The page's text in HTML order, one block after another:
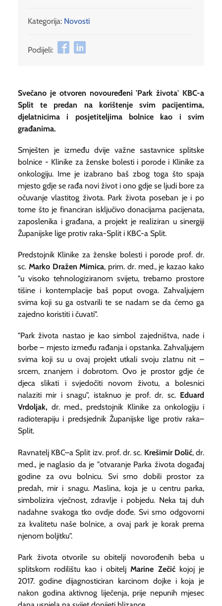
Kategorija: Novosti
Podijeli:
Svečano je otvoren novouređeni 'Park života' KBC-a
Split te predan na korištenje svim pacijentima,
djelatnicima i posjetiteljima bolnice kao i svim
građanima.
Smješten je između dvije važne sastavnice splitske
bolnice - Klinike za ženske bolesti i porode i Klinike za
onkologiju. Ime je izabrano baš zbog toga što spaja
mjesto gdje se rađa novi život i ono gdje se ljudi bore za
očuvanje vlastitog života. Park života poseban je i po
tome što je financiran isključivo donacijama pacijenata,
zaposlenika i građana, a projekt je realiziran u sinergiji
Županijske lige protiv raka-Split i KBC-a Split.
Predstojnik Klinike za ženske bolesti i porode prof. dr.
sc. Marko Dražen Mimica, prim. dr. med., je kazao kako
"u visoko tehnologiziranom svijetu, trebamo prostore
tišine i kontemplacije baš poput ovoga. Zahvaljujem
svima koji su ga ostvarili te se nadam se da ćemo ga
zajedno koristiti i čuvati".
"Park života nastao je kao simbol zajedništva, nade i
borbe – mjesto između rađanja i opstanka. Zahvaljujem
svima koji su u ovaj projekt utkali svoju zlatnu nit –
srcem, znanjem i dobrotom. Ovo je prostor gdje će
djeca slikati i svjedočiti novom životu, a bolesnici
nalaziti mir i snagu", istaknuo je prof. dr. sc.Eduard
Vrdoljak,dr. med., predstojnik Klinike za onkologiju i
radioterapiju i predsjednik Županijske lige protiv raka–
Split.
Ravnatelj KBC–a Split izv. prof. dr. sc. Krešimir Dolić, dr.
med., je naglasio da je "otvaranje Parka života događaj
godine za ovu bolnicu. Svi smo dobili prostor za
predah, mir i snagu. Maslina, koja je u centru parka,
simbolizira vječnost, zdravlje i pobjedu. Neka taj duh
nadahne svakoga tko ovdje dođe. Svi smo odgovorni
za kvalitetu naše bolnice, a ovaj park je korak prema
njenom boljitku".
Park života otvorile su obitelji novorođenih beba u
splitskom rodilištu kao i obitelj Marine Zečićkojoj je
2017. godine dijagnosticiran karcinom dojke i koja je
nakon godina aktivnog liječenja, prije nepunih mjesec